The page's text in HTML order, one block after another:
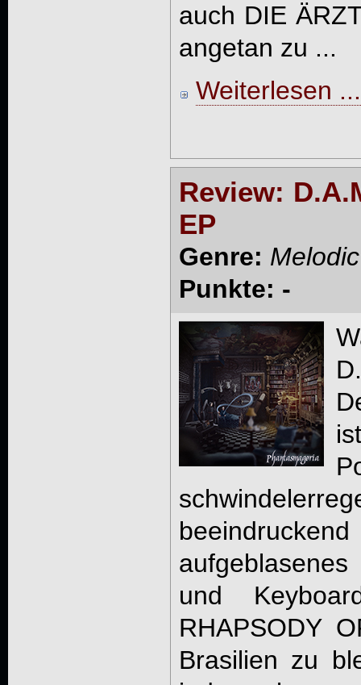
auch DIE
angetan zu ...
Weiterlesen ...
Review:
EP
Genre:
Punkte: -
und
RHAPSODY
Brasilien zu